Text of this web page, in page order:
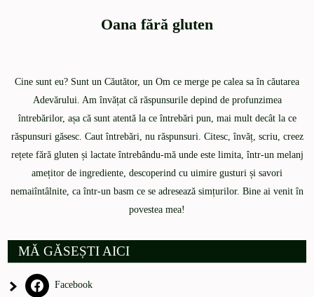
Oana fără gluten
Cine sunt eu? Sunt un Căutător, un Om ce merge pe calea sa în căutarea
Adevărului. Am învățat că răspunsurile depind de profunzimea
întrebărilor, așa că sunt atentă la ce întrebări pun, mai mult decât la ce
răspunsuri găsesc. Caut întrebări, nu răspunsuri. Citesc, învăț, scriu, creez
rețete fără gluten și lactate întrebându-mă unde este limita, într-un melanj
amețitor de ingrediente, descoperind cu uimire gusturi și savori
nemaiîntâlnite, ca într-un basm ce se adresează simțurilor. Bine ai venit în
povestea mea!
MĂ GĂSEȘTI AICI
Facebook